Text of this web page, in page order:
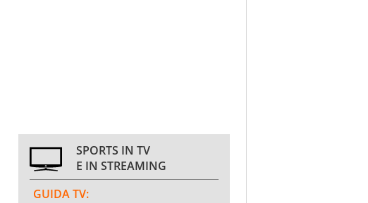
SPORTS IN TV
E IN STREAMING
GUIDA TV: